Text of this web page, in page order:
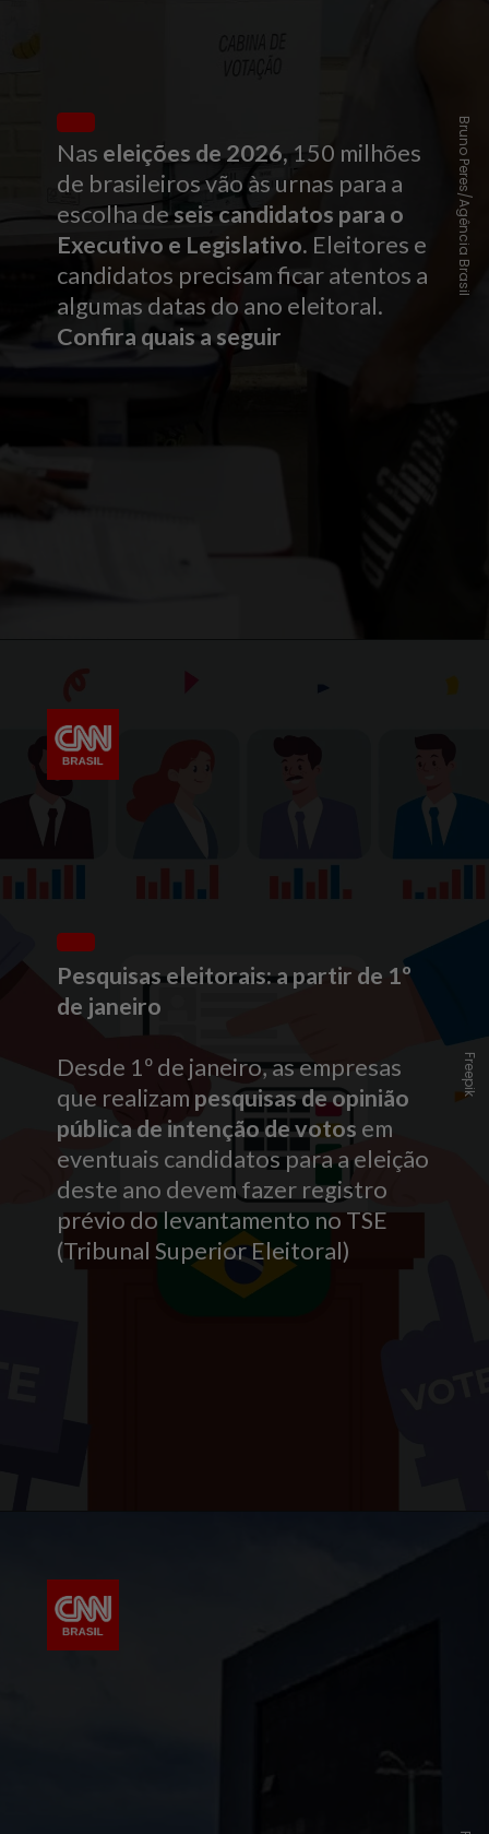
Nas eleições de 2026, 150 milhões
de brasileiros vão às urnas para a
escolha deseis candidatos para o
Executivo e Legislativo. Eleitores e
candidatos precisam ficar atentos a
algumas datas do ano eleitoral.
Confira quais a seguir
Bruno Peres/Agência Brasil
Pesquisas eleitorais: a partir de 1º
de janeiro
Desde 1º de janeiro, as empresas
que realizam pesquisas de opinião
pública de intenção de votos em
eventuais candidatos para a eleição
deste ano devem fazer registro
prévio do levantamento no TSE
(Tribunal Superior Eleitoral)
Freepik